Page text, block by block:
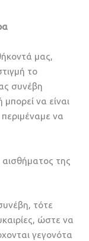
μας,
το
συνέβη
να είναι
περιμέναμε να
της
τότε
ώστε να
γεγονότα